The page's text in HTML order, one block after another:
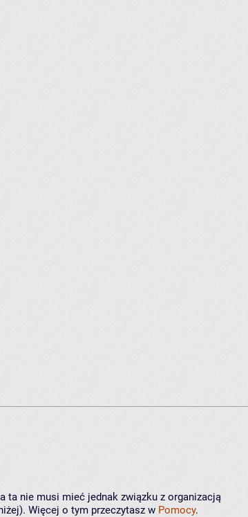
ta nie musi mieć jednak związku z organizacją
Więcej o tym przeczytasz w Pomocy.